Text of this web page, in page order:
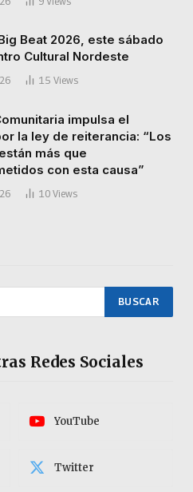
Beat 2026, este sábado
Cultural Nordeste
15 Views
impulsa el
la ley de reiterancia: “Los
más que
con esta causa”
10 Views
Redes Sociales
YouTube
Twitter